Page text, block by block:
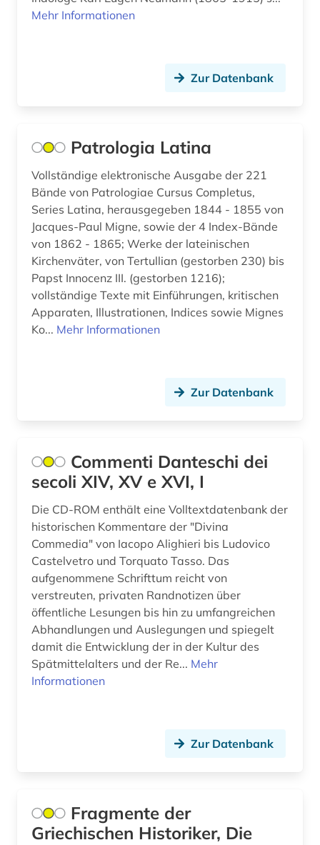
flucht (1)
fortifikation (1)
fragment (4)
frankreich (16)
französisch (5)
französische revolution (1)
frau (1)
frauen (1)
freier deutscher gewerkschaftsbund (1)
freiwilliger (1)
freizeit (1)
friede (1)
friedenssicherung (1)
friedenstheologie (1)
friedensvertrag (1)
fränkisches reich (3)
galloromanistik (6)
garcía márquez (1)
Mehr Informationen
Zur Datenbank
Patrologia Latina
Vollständige elektronische Ausgabe der 221
Bände von Patrologiae Cursus Completus,
Series Latina, herausgegeben 1844 - 1855 von
Jacques-Paul Migne, sowie der 4 Index-Bände
von 1862 - 1865; Werke der lateinischen
Kirchenväter, von Tertullian (gestorben 230) bis
Papst Innocenz III. (gestorben 1216);
vollständige Texte mit Einführungen, kritischen
Apparaten, Illustrationen, Indices sowie Mignes
Ko... Mehr Informationen
Zur Datenbank
Commenti Danteschi dei
secoli XIV, XV e XVI, I
Die CD-ROM enthält eine Volltextdatenbank der
historischen Kommentare der "Divina
Commedia" von Iacopo Alighieri bis Ludovico
Castelvetro und Torquato Tasso. Das
aufgenommene Schrifttum reicht von
verstreuten, privaten Randnotizen über
öffentliche Lesungen bis hin zu umfangreichen
Abhandlungen und Auslegungen und spiegelt
damit die Entwicklung der in der Kultur des
Spätmittelalters und der Re... Mehr
Informationen
Zur Datenbank
Fragmente der
Griechischen Historiker, Die